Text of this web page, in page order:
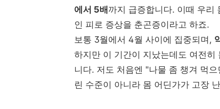
에서 5배 까지 급증합니다. 이때 우리
인 피로 증상을 춘곤증이라고 하죠.
보통 3월에서 4월 사이에 집중되며,
하지만 이 기간이 지났는데도 여전
니다. 저도 처음엔 "나물 좀 챙겨 먹
린 수준이 아니라 몸 어딘가가 고장